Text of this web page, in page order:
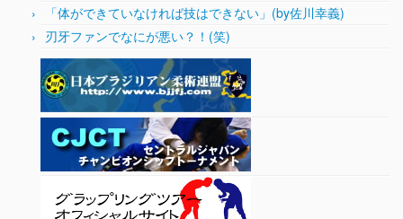
「体ができていなければ技はできない」(by佐川幸義)
刃牙ファンでなにが悪い？！(笑)